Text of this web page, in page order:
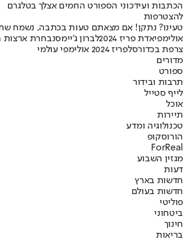
הכתבות ועידכוני הספורט החמים אצלך בטלגרם
להצטרפות
טעינו? נתקן! אם מצאתם טעות בכתבה, נשמח
אולימפיאדת פריז 2024
לברון ג'יימסנבחרת ארצות
צרפת בכדורסלפריז 2024 אולימפי עולמי
מדורים
ספורט
תרבות ובידור
לייף סטייל
אוכל
תיירות
טכנולוגיה ומדע
הורוסקופ
ForReal
מגזין השבוע
דעות
חדשות בארץ
חדשות בעולם
פוליטי
ביטחוני
חינוך
בריאות